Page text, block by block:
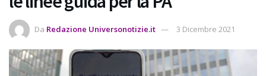
Da Redazione Universonotizie.it 3 Dicembre 2021